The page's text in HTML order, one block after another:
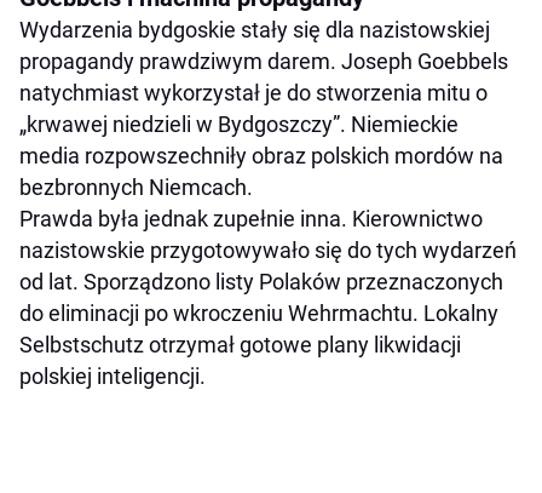
Wydarzenia bydgoskie stały się dla nazistowskiej
propagandy prawdziwym darem. Joseph Goebbels
natychmiast wykorzystał je do stworzenia mitu o
„krwawej niedzieli w Bydgoszczy”. Niemieckie
media rozpowszechniły obraz polskich mordów na
bezbronnych Niemcach.
Prawda była jednak zupełnie inna. Kierownictwo
nazistowskie przygotowywało się do tych wydarzeń
od lat. Sporządzono listy Polaków przeznaczonych
do eliminacji po wkroczeniu Wehrmachtu. Lokalny
Selbstschutz otrzymał gotowe plany likwidacji
polskiej inteligencji.